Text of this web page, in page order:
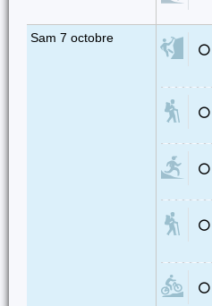
Sam 7 octobre
⚪
⚪
⚪
⚪
⚪